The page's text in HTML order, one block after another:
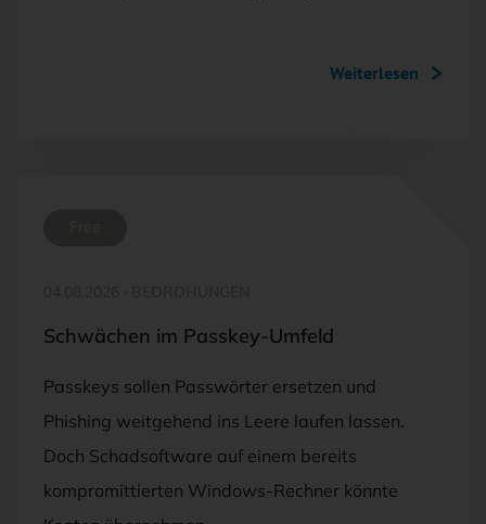
Weiterlesen
Schwächen im Passkey-Umfeld
Passkeys sollen Passwörter ersetzen und
Phishing weitgehend ins Leere laufen lassen.
Doch Schadsoftware auf einem bereits
kompromittierten Windows-Rechner könnte